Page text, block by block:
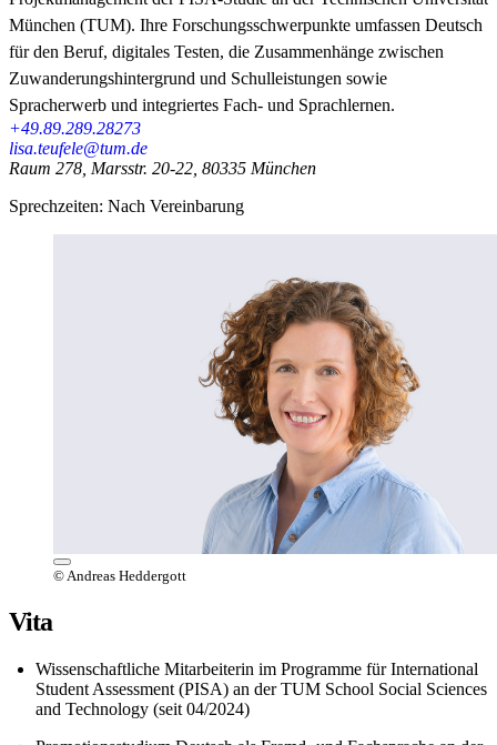
München (TUM). Ihre Forschungsschwerpunkte umfassen Deutsch
für den Beruf, digitales Testen, die Zusammenhänge zwischen
Zuwanderungshintergrund und Schulleistungen sowie
Spracherwerb und integriertes Fach- und Sprachlernen.
+49.89.289.28273
lisa.teufele@tum.de
Raum 278, Marsstr. 20-22, 80335 München
Sprechzeiten: Nach Vereinbarung
© Andreas Heddergott
Vita
Wissenschaftliche Mitarbeiterin im Programme für International
Student Assessment (PISA) an der TUM School Social Sciences
and Technology (seit 04/2024)